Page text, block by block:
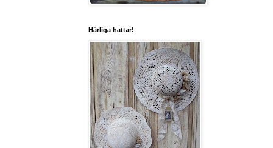
Härliga hattar!